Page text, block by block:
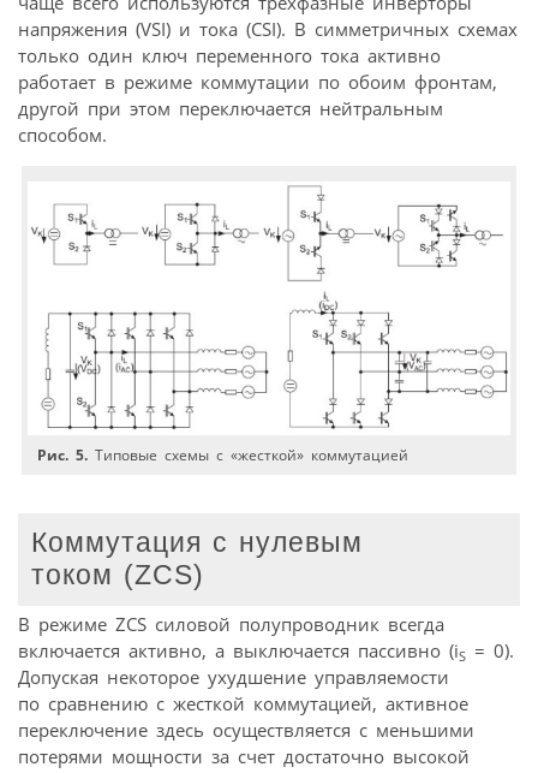
напряжения (VSI) и тока (CSI). В симметричных схемах
только один ключ переменного тока активно
работает в режиме коммутации по обоим фронтам,
другой при этом переключается нейтральным
способом.
Рис. 5. Типовые схемы с «жесткой» коммутацией
Коммутация с нулевым
током (ZCS)
В режиме ZCS силовой полупроводник всегда
включается активно, а выключается пассивно (iS = 0).
Допуская некоторое ухудшение управляемости
по сравнению с жесткой коммутацией, активное
переключение здесь осуществляется с меньшими
потерями мощности за счет достаточно высокой